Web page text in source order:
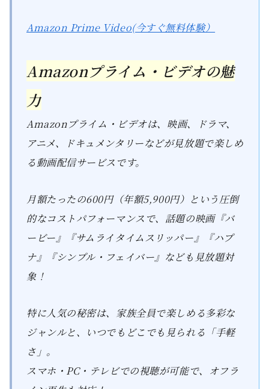
Amazon Prime Video(今すぐ無料体験）
Amazonプライム・ビデオの魅
力
Amazonプライム・ビデオは、映画、ドラマ、
アニメ、ドキュメンタリーなどが見放題で楽しめ
る動画配信サービスです。
月額たったの600円（年額5,900円）という圧倒
的なコストパフォーマンスで、話題の映画『バ
ービー』『サムライタイムスリッパー』『ハプ
ナ』『シンプル・フェイバー』なども見放題対
象！
特に人気の秘密は、家族全員で楽しめる多彩な
ジャンルと、いつでもどこでも見られる「手軽
さ」。
スマホ・PC・テレビでの視聴が可能で、オフラ